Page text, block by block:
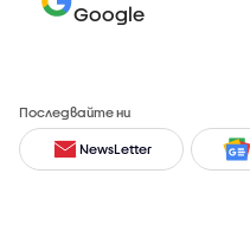
Google
Последвайте ни
NewsLetter